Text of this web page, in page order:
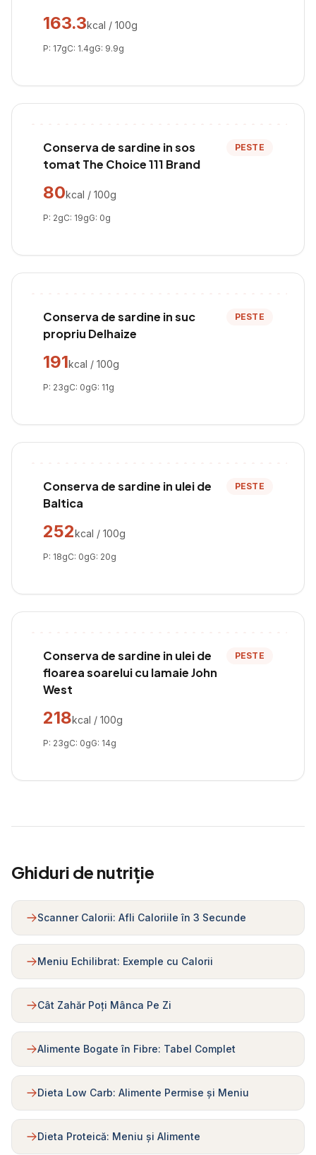
163.3kcal / 100g
P: 17gC: 1.4gG: 9.9g
Conserva de sardine in sos
tomat The Choice 111 Brand
PESTE
80kcal / 100g
P: 2gC: 19gG: 0g
Conserva de sardine in suc
propriu Delhaize
PESTE
191kcal / 100g
P: 23gC: 0gG: 11g
Conserva de sardine in ulei de
Baltica
PESTE
252kcal / 100g
P: 18gC: 0gG: 20g
Conserva de sardine in ulei de
floarea soarelui cu lamaie John
West
PESTE
218kcal / 100g
P: 23gC: 0gG: 14g
Ghiduri de nutriție
Scanner Calorii: Afli Caloriile în 3 Secunde
Meniu Echilibrat: Exemple cu Calorii
Cât Zahăr Poți Mânca Pe Zi
Alimente Bogate în Fibre: Tabel Complet
Dieta Low Carb: Alimente Permise și Meniu
Dieta Proteică: Meniu și Alimente